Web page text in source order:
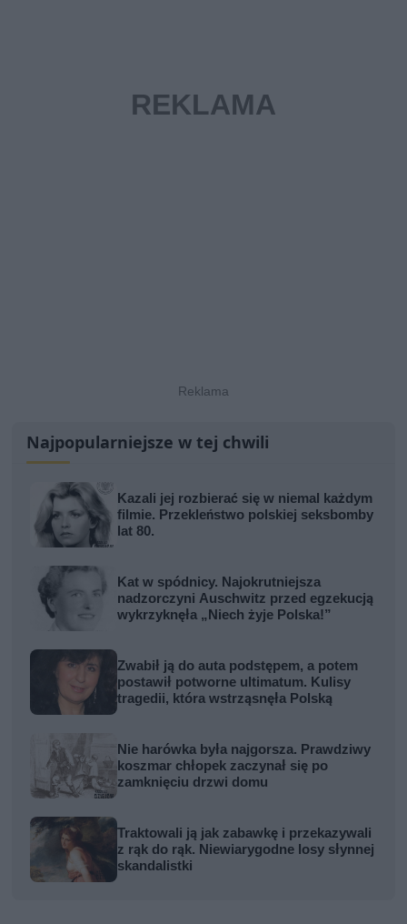
Najpopularniejsze w tej chwili
Kazali jej rozbierać się w niemal każdym
filmie. Przekleństwo polskiej seksbomby
lat 80.
Kat w spódnicy. Najokrutniejsza
nadzorczyni Auschwitz przed egzekucją
wykrzyknęła „Niech żyje Polska!”
Zwabił ją do auta podstępem, a potem
postawił potworne ultimatum. Kulisy
tragedii, która wstrząsnęła Polską
Nie harówka była najgorsza. Prawdziwy
koszmar chłopek zaczynał się po
zamknięciu drzwi domu
Traktowali ją jak zabawkę i przekazywali
z rąk do rąk. Niewiarygodne losy słynnej
skandalistki